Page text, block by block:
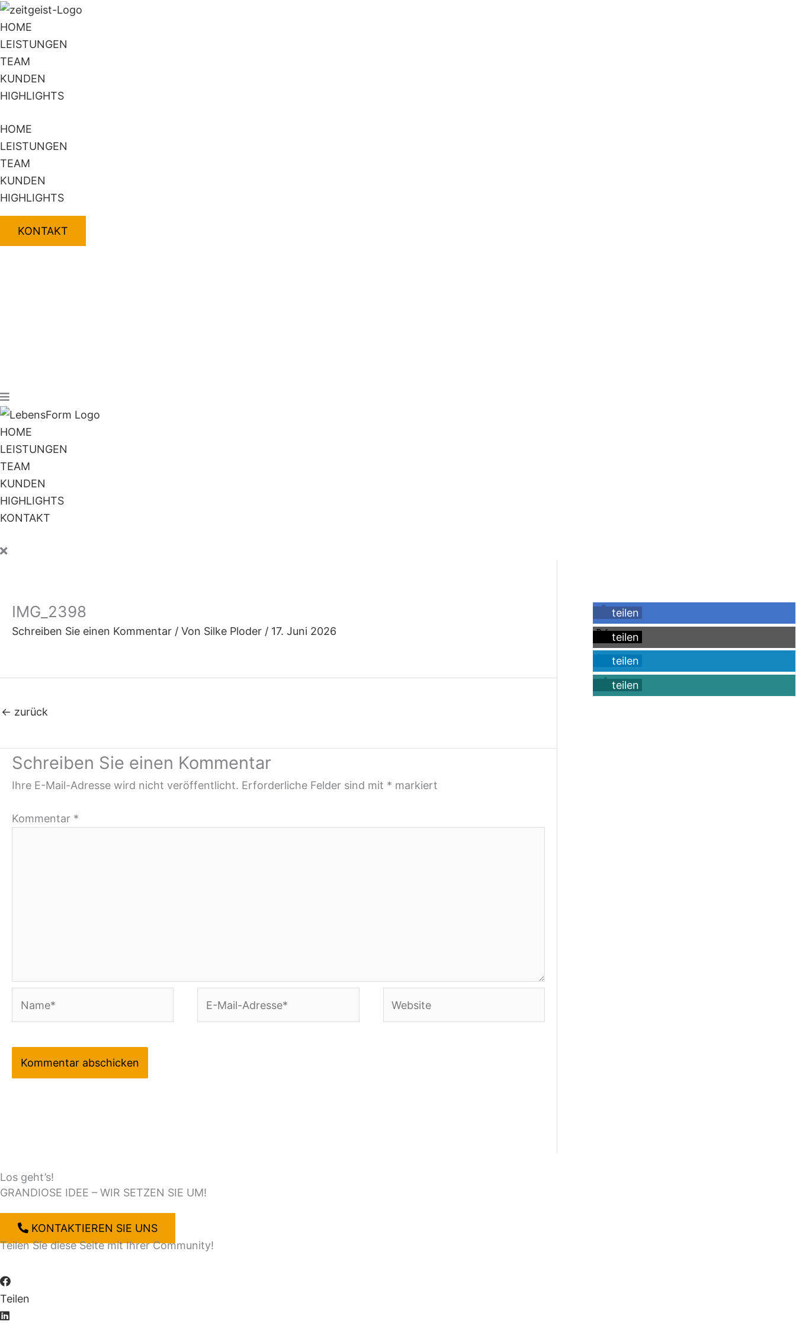
Zum
Inhalt
springen
HOME
LEISTUNGEN
TEAM
KUNDEN
HIGHLIGHTS
HOME
LEISTUNGEN
TEAM
KUNDEN
HIGHLIGHTS
KONTAKT
Flyout
Menu
HOME
LEISTUNGEN
TEAM
KUNDEN
HIGHLIGHTS
KONTAKT
IMG_2398
Schreiben Sie einen Kommentar / Von Silke Ploder / 17. Juni 2026
← zurück
Schreiben Sie einen Kommentar
Ihre E-Mail-Adresse wird nicht veröffentlicht. Erforderliche Felder sind mit * markiert
Kommentar *
Mail-
teilen
teilen
teilen
teilen
Los geht’s!
GRANDIOSE IDEE – WIR SETZEN SIE UM!
KONTAKTIEREN SIE UNS
Teilen Sie diese Seite mit Ihrer Community!
Teilen